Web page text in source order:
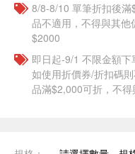
8/8-8/10 單筆折扣後
品不適用，不得與其
$2000
即日起-9/1 不限金額
如使用折價券/折扣碼
品滿$2,000可折，不